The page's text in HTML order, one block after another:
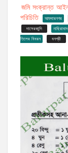
জমি সংক্রান্ত
পরিচিতি
আফবারনগর
দাসেরকান্দি
নাছিরাবাদ
তিলের বিবরন
বনশ্রী